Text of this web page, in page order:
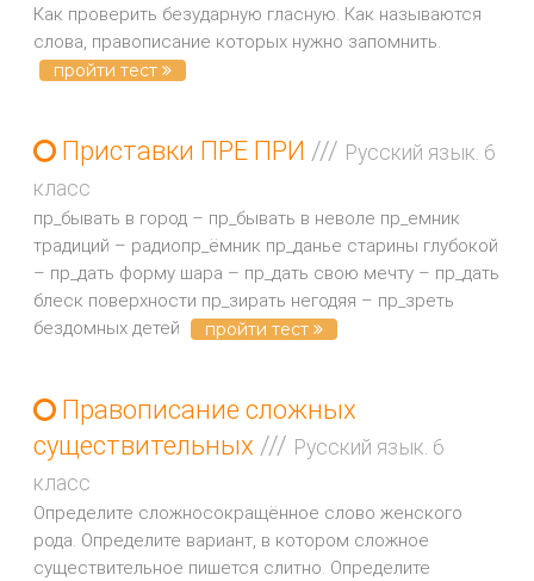
Как проверить безударную гласную. Как называются
слова, правописание которых нужно запомнить.
пройти тест
Приставки ПРЕ ПРИ /// Русский язык. 6
класс
пр_бывать в город – пр_бывать в неволе пр_емник
традиций – радиопр_ёмник пр_данье старины глубокой
– пр_дать форму шара – пр_дать свою мечту – пр_дать
блеск поверхности пр_зирать негодяя – пр_зреть
бездомных детей
пройти тест
Правописание сложных
существительных /// Русский язык. 6
класс
Определите сложносокращённое слово женского
рода. Определите вариант, в котором сложное
существительное пишется слитно. Определите